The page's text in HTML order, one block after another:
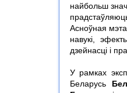
найбольш
Асноўная
навукі,
дзейнасці і
У рамках
Беларусь